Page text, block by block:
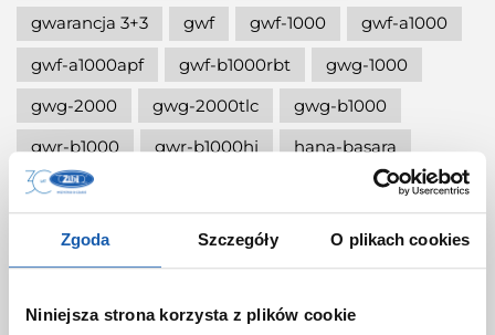
Zgoda Szczegóły O plikach cookies
Niniejsza strona korzysta z plików cookie
gwarancja 3+3
gwf gwf-1000
gwf-a1000
gwf-a1000apf
gwf-b1000rbt
gwg-1000
gwg-2000
gwg-2000tlc
gwg-b1000
gwr-b1000
gwr-b1000hj
hana-basara
hidden talents
ignite red
illuminator g-shock
iluminator g-shock
iluminator w zegarku
instrukcja
jak czyścić g-shocka